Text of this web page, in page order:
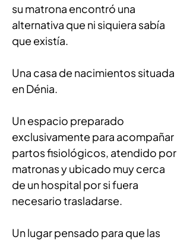
su matrona encontró una
alternativa que ni siquiera sabía
que existía.
Una casa de nacimientos situada
en Dénia.
Un espacio preparado
exclusivamente para acompañar
partos fisiológicos, atendido por
matronas y ubicado muy cerca
de un hospital por si fuera
necesario trasladarse.
Un lugar pensado para que las